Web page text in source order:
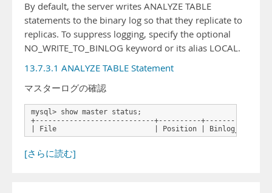
By default, the server writes ANALYZE TABLE
statements to the binary log so that they replicate to
replicas. To suppress logging, specify the optional
NO_WRITE_TO_BINLOG keyword or its alias LOCAL.
13.7.3.1 ANALYZE TABLE Statement
マスターログの確認
mysql> show master status;
+----------------------------+----------+--------------
| File                       | Position | Binlog_Do_DB |
[さらに読む]